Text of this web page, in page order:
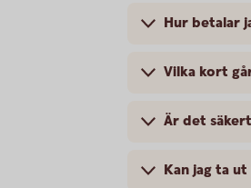
Hur betalar
Vilka kort
Är det
Kan jag ta